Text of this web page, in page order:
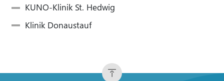
KUNO-Klinik St. Hedwig
Klinik Donaustauf